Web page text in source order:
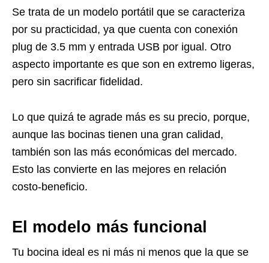
Se trata de un modelo portátil que se caracteriza
por su practicidad, ya que cuenta con conexión
plug de 3.5 mm y entrada USB por igual. Otro
aspecto importante es que son en extremo ligeras,
pero sin sacrificar fidelidad.
Lo que quizá te agrade más es su precio, porque,
aunque las bocinas tienen una gran calidad,
también son las más económicas del mercado.
Esto las convierte en las mejores en relación
costo-beneficio.
El modelo más funcional
Tu bocina ideal es ni más ni menos que la que se